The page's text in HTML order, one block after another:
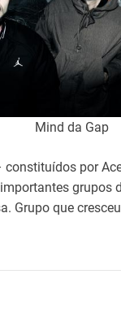
Mind da Gap
constituídos por
grupos
Grupo que